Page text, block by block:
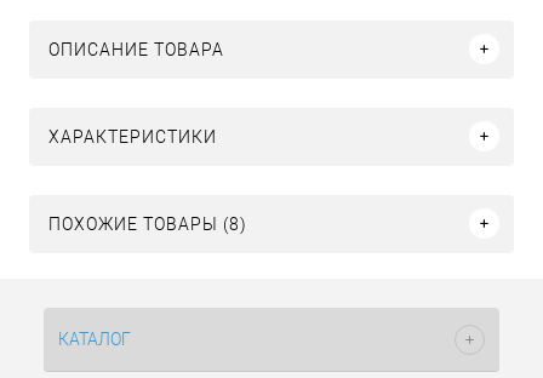
ОПИСАНИЕ ТОВАРА
ХАРАКТЕРИСТИКИ
ПОХОЖИЕ ТОВАРЫ (8)
КАТАЛОГ